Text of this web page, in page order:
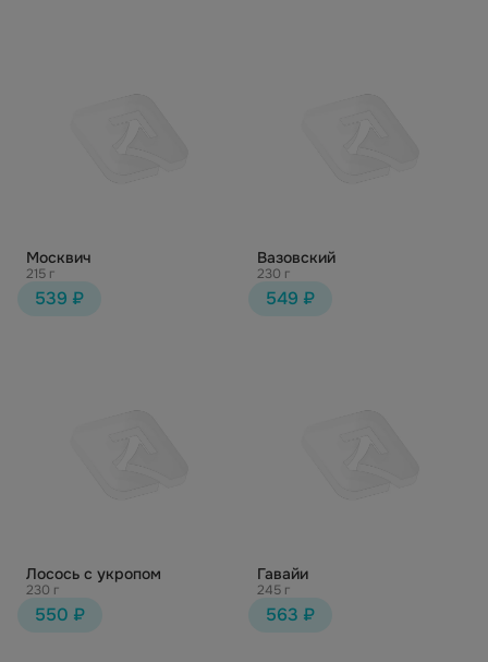
Москвич
215 г
539 ₽
Вазовский
230 г
549 ₽
Лосось с укропом
230 г
550 ₽
Гавайи
245 г
563 ₽